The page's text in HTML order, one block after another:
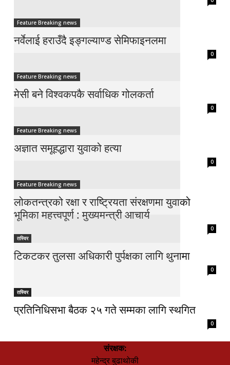
Feature Breaking news
नर्वेलाई हराउँदै इङ्गल्याण्ड सेमिफाइनलमा
0
Feature Breaking news
मेसी बने विश्वकपकै सर्वाधिक गोलकर्ता
0
Feature Breaking news
अज्ञात समूहद्धारा युवाको हत्या
0
Feature Breaking news
लोकतन्त्रको रक्षा र राष्ट्रियता संरक्षणमा युवाको
भूमिका महत्त्वपूर्ण : मुख्यमन्त्री आचार्य
0
तस्विर
टिकटकर तुलसा अधिकारी पुर्पक्षका लागि थुनामा
0
तस्विर
प्रतिनिधिसभा बैठक २५ गते सम्मका लागि स्थगित
0
संरक्षक:
महेन्द्र बुढाथोकी